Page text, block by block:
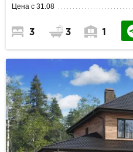
Цена с 31.08
3 3 1